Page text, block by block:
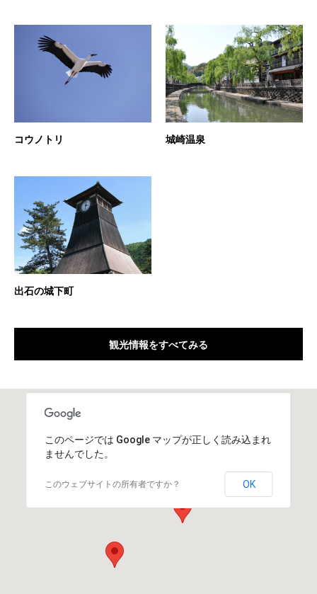
コウノトリ 城崎温泉
出石の城下町
観光情報をすべてみる
このページでは Google マップが正しく読み込まれ
ませんでした。
このウェブサイトの所有者ですか？ OK